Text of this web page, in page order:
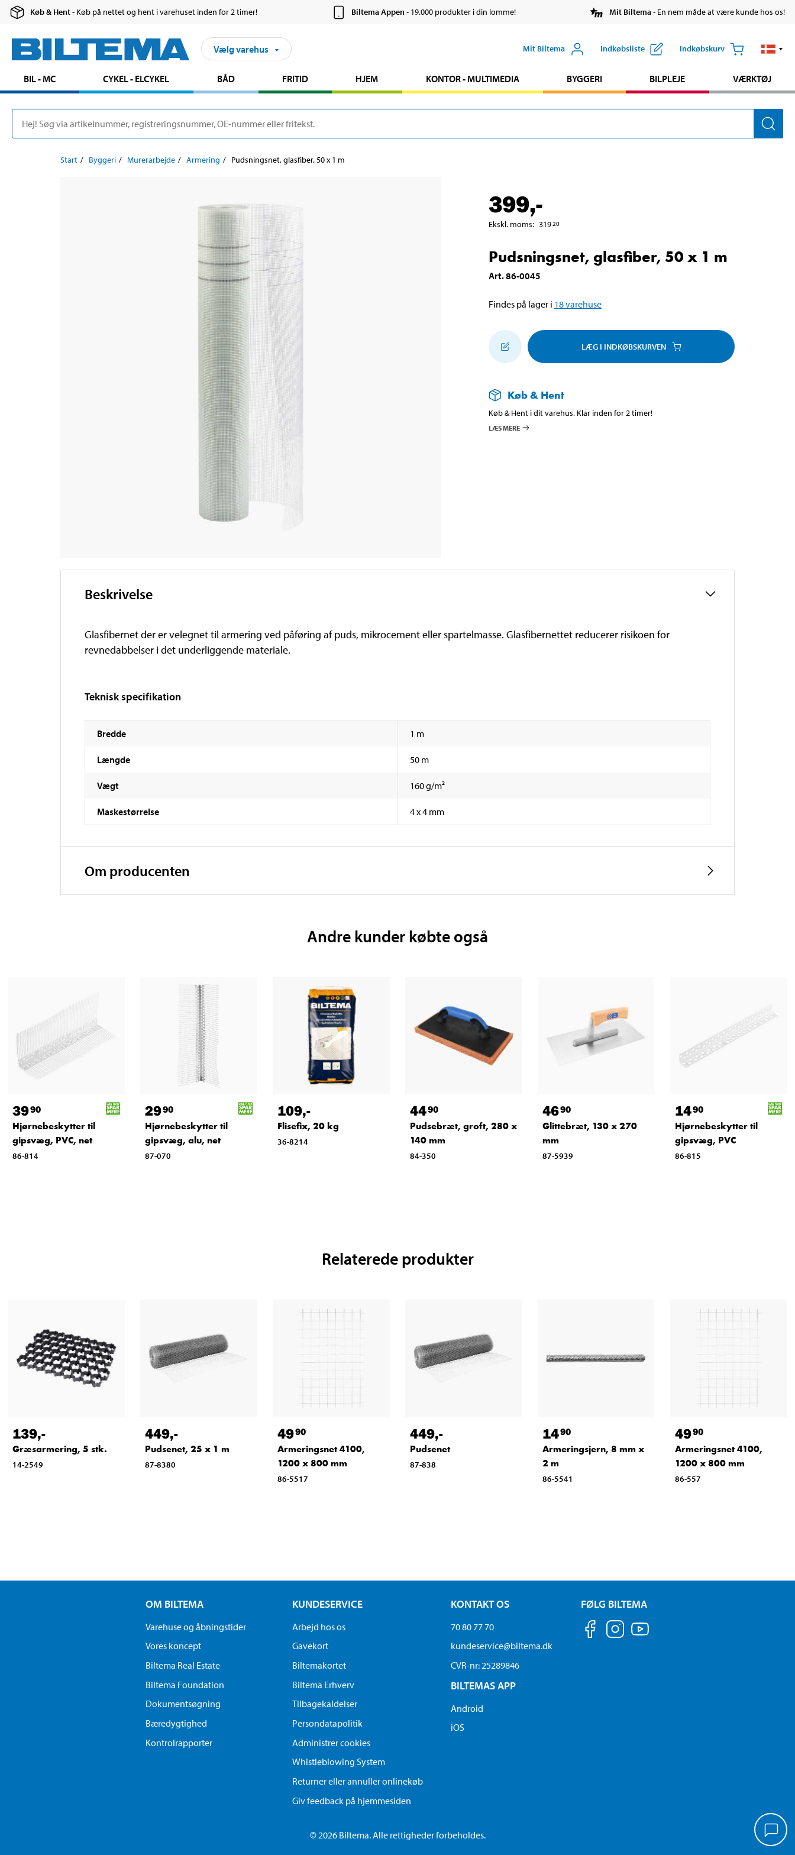
Køb & Hent- Køb på nettet og hent i varehuset inden for 2 timer! Biltema Appen- 19.000 produkter i din lomme! Mit Biltema- En nem måde at være kunde hos os!
Vælg varehus Mit Biltema Indkøbsliste Indkøbskurv
BIL - MC CYKEL - ELCYKEL BÅD FRITID HJEM KONTOR - MULTIMEDIA BYGGERI BILPLEJE VÆRKTØJ
Start Byggeri Murerarbejde Armering Pudsningsnet, glasfiber, 50 x 1 m
399,-
Ekskl. moms: 319 20
Pudsningsnet, glasfiber, 50 x 1 m
Art.86-0045
Findes på lager i 18varehuse
LÆG I INDKØBSKURVEN
Køb & Hent
Køb & Hent i dit varehus. Klar inden for 2 timer!
LÆS MERE
Beskrivelse
Glasfibernet der er velegnet til armering ved påføring af puds, mikrocement eller spartelmasse. Glasfibernettet reducerer risikoen for
revnedabbelser i det underliggende materiale.
Teknisk specifikation
Bredde 1 m
Længde 50 m
Vægt 160 g/m²
Maskestørrelse 4 x 4 mm
Om producenten
Andre kunder købte også
3990
Hjørnebeskytter til
gipsvæg, PVC, net
86-814
2990
Hjørnebeskytter til
gipsvæg, alu, net
87-070
109,-
Flisefix, 20 kg
36-8214
4490
Pudsebræt, groft, 280 x
140 mm
84-350
4690
Glittebræt, 130 x 270
mm
87-5939
1490
Hjørnebeskytter til
gipsvæg, PVC
86-815
Relaterede produkter
139,-
Græsarmering, 5 stk.
14-2549
449,-
Pudsenet, 25 x 1 m
87-8380
4990
Armeringsnet 4100,
1200 x 800 mm
86-5517
449,-
Pudsenet
87-838
1490
Armeringsjern, 8 mm x
2 m
86-5541
4990
Armeringsnet 4100,
1200 x 800 mm
86-557
OM BILTEMA
Varehuse og åbningstider
Vores koncept
Biltema Real Estate
Biltema Foundation
Dokumentsøgning
Bæredygtighed
Kontrolrapporter
KUNDESERVICE
Arbejd hos os
Gavekort
Biltemakortet
Biltema Erhverv
Tilbagekaldelser
Persondatapolitik
Administrer cookies
Whistleblowing System
Returner eller annuller onlinekøb
Giv feedback på hjemmesiden
KONTAKT OS
70 80 77 70
kundeservice@biltema.dk
CVR-nr: 25289846
BILTEMAS APP
Android
iOS
FØLG BILTEMA
© 2026 Biltema. Alle rettigheder forbeholdes.